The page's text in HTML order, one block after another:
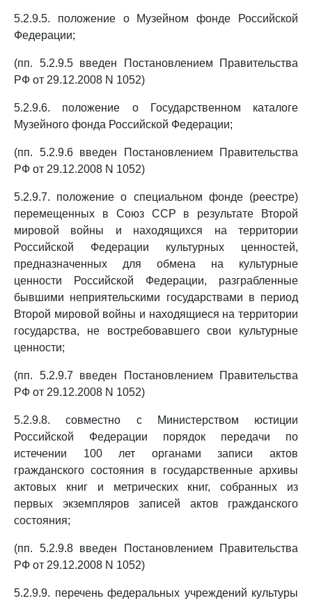
5.2.9.5. положение о Музейном фонде Российской
Федерации;
(пп. 5.2.9.5 введен Постановлением Правительства
РФ от 29.12.2008 N 1052)
5.2.9.6. положение о Государственном каталоге
Музейного фонда Российской Федерации;
(пп. 5.2.9.6 введен Постановлением Правительства
РФ от 29.12.2008 N 1052)
5.2.9.7. положение о специальном фонде (реестре)
перемещенных в Союз ССР в результате Второй
мировой войны и находящихся на территории
Российской Федерации культурных ценностей,
предназначенных для обмена на культурные
ценности Российской Федерации, разграбленные
бывшими неприятельскими государствами в период
Второй мировой войны и находящиеся на территории
государства, не востребовавшего свои культурные
ценности;
(пп. 5.2.9.7 введен Постановлением Правительства
РФ от 29.12.2008 N 1052)
5.2.9.8. совместно с Министерством юстиции
Российской Федерации порядок передачи по
истечении 100 лет органами записи актов
гражданского состояния в государственные архивы
актовых книг и метрических книг, собранных из
первых экземпляров записей актов гражданского
состояния;
(пп. 5.2.9.8 введен Постановлением Правительства
РФ от 29.12.2008 N 1052)
5.2.9.9. перечень федеральных учреждений культуры